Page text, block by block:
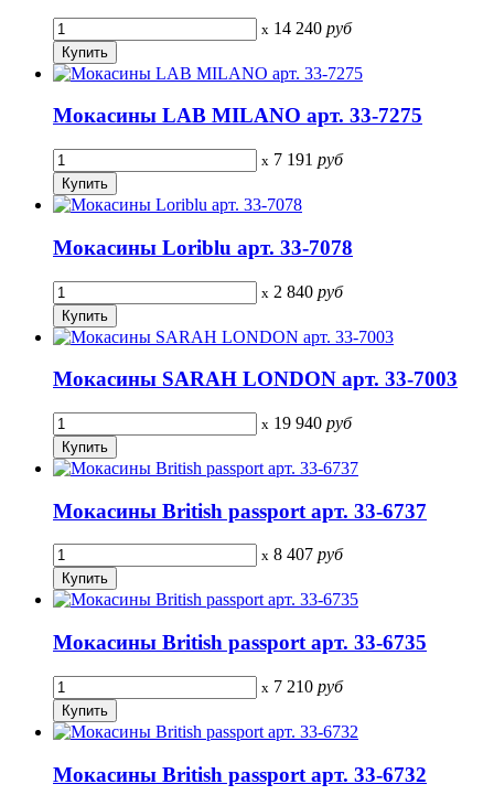
x 14 240 руб
Мокасины LAB MILANO арт. 33-7275
x 7 191 руб
Мокасины Loriblu арт. 33-7078
x 2 840 руб
Мокасины SARAH LONDON арт. 33-7003
x 19 940 руб
Мокасины British passport арт. 33-6737
x 8 407 руб
Мокасины British passport арт. 33-6735
x 7 210 руб
Мокасины British passport арт. 33-6732